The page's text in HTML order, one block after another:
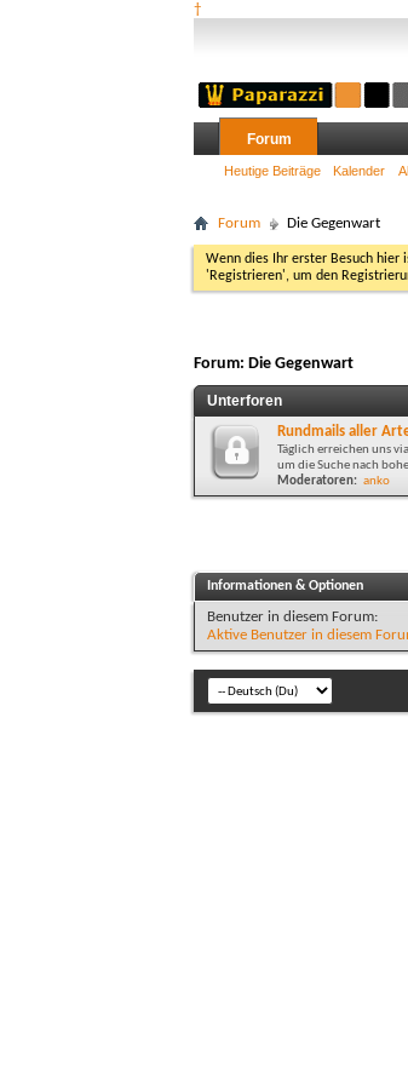
†
Forum
Heutige Beiträge Kalender
Forum Die Gegenwart
Wenn dies Ihr erster Besuch hier
'Registrieren', um den
Forum: Die Gegenwart
Unterforen
Rundmails aller
Täglich erreichen uns
um die Suche nach
Moderatoren: anko
Informationen & Optionen
Benutzer in diesem Forum:
Aktive Benutzer in diesem